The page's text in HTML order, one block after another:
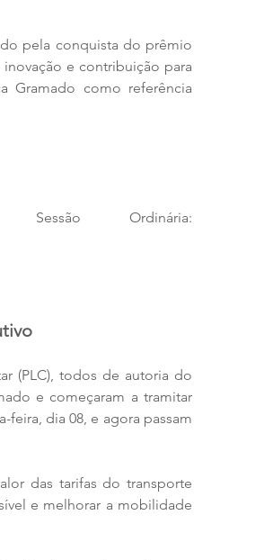
pela conquista do prêmio
e contribuição para
Gramado como referência
(PLC), todos de autoria do
e começaram a tramitar
feira, dia 08, e agora passam
das tarifas do transporte
e melhorar a mobilidade